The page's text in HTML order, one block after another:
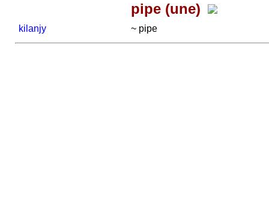
pipe (une)
kilanjy ~ pipe